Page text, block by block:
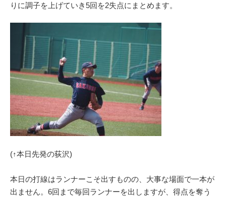
りに調子を上げていき5回を2失点にまとめます。
(↑本日先発の荻沢)
本日の打線はランナーこそ出すものの、大事な場面で一本が
出ません。6回まで毎回ランナーを出しますが、得点を奪う